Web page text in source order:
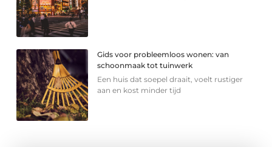
Gids voor probleemloos wonen: van
schoonmaak tot tuinwerk
Een huis dat soepel draait, voelt rustiger
aan en kost minder tijd